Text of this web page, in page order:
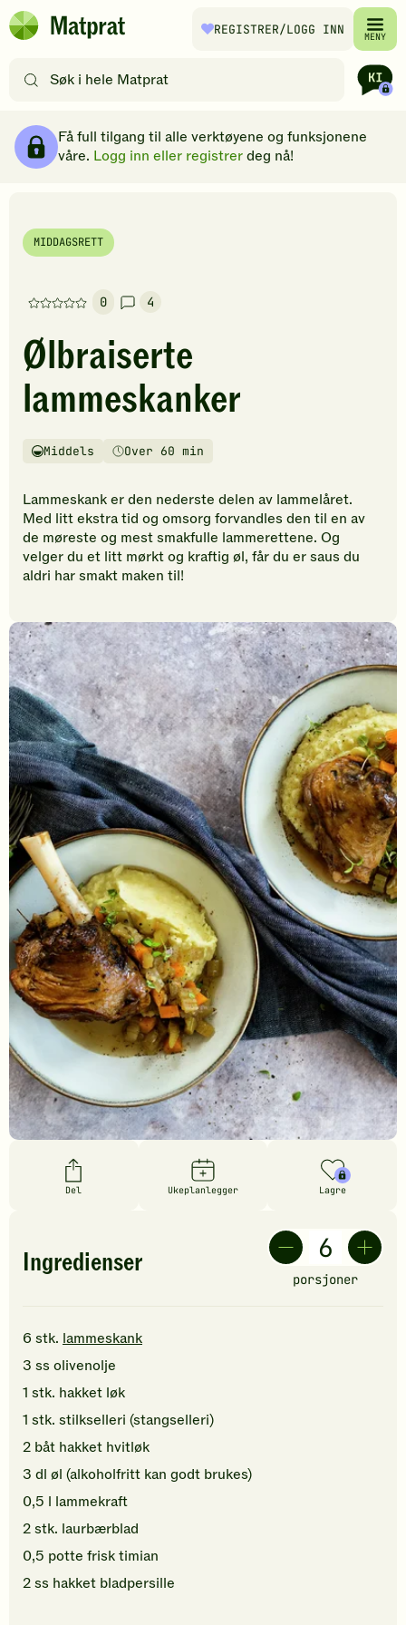
Hopp til hovedinnhold
Matprat
REGISTRER/LOGG INN MENY
etter
filtre
Få full tilgang til alle verktøyene og funksjonene
våre. Logg inn eller registrerdeg nå!
MIDDAGSRETT
0
Denne
har
foreløpig
ingen
vurderinger.
den
å
vurdere
denne
oppskriften.
4
Ølbraiserte
lammeskanker
Vanskelighetsgrad
Middels
TilberedningstidOver 60 min
Lammeskank er den nederste delen av lammelåret.
Med litt ekstra tid og omsorg forvandles den til en av
de møreste og mest smakfulle lammerettene. Og
velger du et litt mørkt og kraftig øl, får du er saus du
aldri har smakt maken til!
Del Ukeplanlegger Lagre
Ingredienser
porsjoner
6 stk. lammeskank
3 ss olivenolje
1 stk. hakket løk
1 stk. stilkselleri (stangselleri)
2 båt hakket hvitløk
3 dl øl (alkoholfritt kan godt brukes)
0,5 l lammekraft
2stk. laurbærblad
0,5 potte frisk timian
2ss hakket bladpersille